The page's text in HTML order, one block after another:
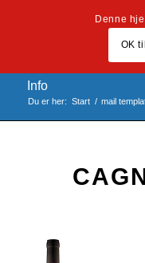
Info
Du er her: Start / mail
Denne
OK